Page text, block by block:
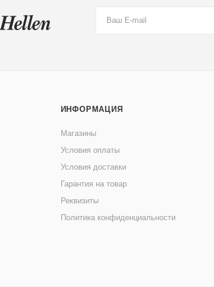
ИНФОРМАЦИЯ
Магазины
Условия оплаты
Условия доставки
Гарантия на товар
Реквизиты
Политика конфиденциальности